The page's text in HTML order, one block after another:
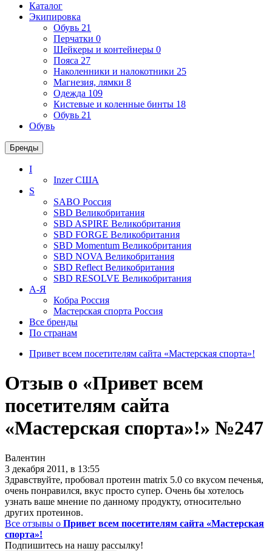
Каталог
Экипировка
Обувь 21
Перчатки 0
Шейкеры и контейнеры 0
Пояса 27
Наколенники и налокотники 25
Магнезия, лямки 8
Одежда 109
Кистевые и коленные бинты 18
Обувь 21
Обувь
Бренды
I
InzerСША
S
SABO Россия
SBD Великобритания
SBD ASPIRE Великобритания
SBD FORGE Великобритания
SBD Momentum Великобритания
SBD NOVA Великобритания
SBD Reflect Великобритания
SBD RESOLVE Великобритания
А-Я
Кобра Россия
Мастерская спорта Россия
Все бренды
По странам
Привет всем посетителям сайта «Мастерская спорта»!
Отзыв о «Привет всем
посетителям сайта
«Мастерская спорта»!» №247
Валентин
3 декабря 2011, в 13:55
Здравствуйте, пробовал протеин matrix 5.0 со вкусом печенья,
очень понравился, вкус просто супер. Очень бы хотелось
узнать ваше мнение по данному продукту, относительно
других протеинов.
Все отзывы о Привет всем посетителям сайта «Мастерская
спорта»!
Подпишитесь на нашу рассылку!